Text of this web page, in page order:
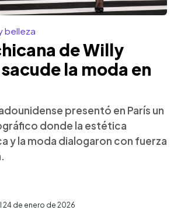
belleza
de Willy
la moda en
presentó en París un
donde la estética
y la moda dialogaron con fuerza
24 de enero de 2026